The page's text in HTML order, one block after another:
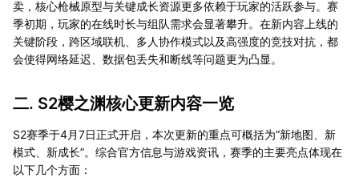
卖，核心枪械原型与关键成长资源更多依赖于玩家的活跃参与。赛
季初期，玩家的在线时长与组队需求会显著攀升。在新内容上线的
关键阶段，跨区域联机、多人协作模式以及高强度的竞技对抗，都
会使得网络延迟、数据包丢失和断线等问题更为凸显。
二. S2樱之渊核心更新内容一览
S2赛季于4月7日正式开启，本次更新的重点可概括为“新地图、新
模式、新成长”。综合官方信息与游戏资讯，赛季的主要亮点体现在
以下几个方面：